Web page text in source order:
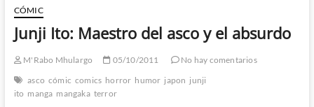
Games
–
Esto
sí
que
un
buen
CÓMIC
Junji Ito: Maestro del asco y el absurdo
M'Rabo Mhulargo 05/10/2011
No hay comentarios
asco cómic comics horror humor japon junji
ito manga mangaka terror